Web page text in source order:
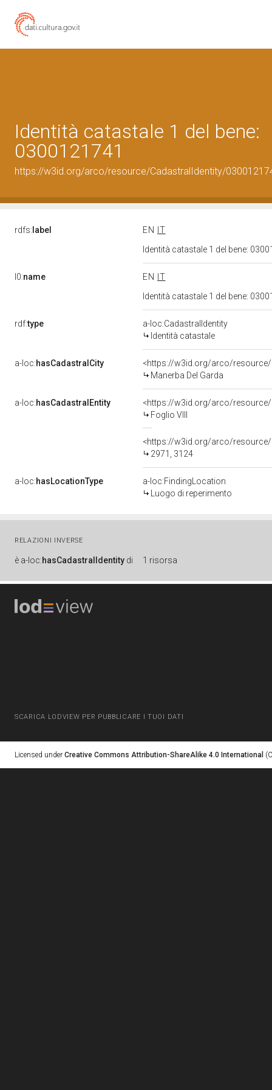
Identità catastale 1 del bene:
0300121741
https://w3id.org/arco/resource/CadastralIdentity/
rdfs: label EN
IT
Identità catastale 1 del bene:
l0:name EN
IT
Identità catastale 1 del bene:
rdf:type
a-loc:CadastralIdentity
Identità catastale
a-loc:hasCadastralCity
<https://w3id.org/arco/resource/
Manerba Del Garda
a-loc:hasCadastralEntity
<https://w3id.org/arco/
Foglio VIII
<https://w3id.org/arco/resource/
2971, 3124
a-loc:hasLocationType
a-loc:FindingLocation
Luogo di reperimento
RELAZIONI INVERSE
è a-loc:hasCadastralIdentity di 1 risorsa
SCARICA LODVIEW PER PUBBLICARE I TUOI DATI
Licensed under Creative Commons Attribution-ShareAlike 4.0 International